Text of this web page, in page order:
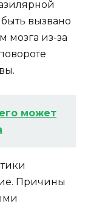
вызвано
мозга из-за
может
Причины